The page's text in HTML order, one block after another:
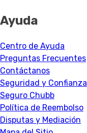
Ayuda
Centro de Ayuda
Preguntas Frecuentes
Contáctanos
Seguridad y Confianza
Seguro Chubb
Política de Reembolso
Disputas y Mediación